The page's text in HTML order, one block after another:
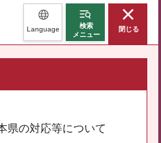
Language
検索
メニュー
閉じる
県の対応等について